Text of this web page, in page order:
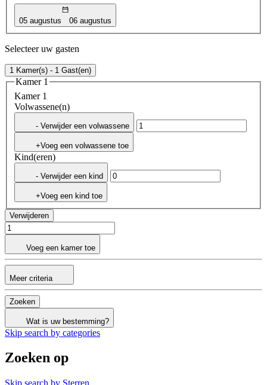
05 augustus 06 augustus
Selecteer uw gasten
1 Kamer(s) - 1 Gast(en)
Kamer 1
Kamer 1
Volwassene(n)
- Verwijder een volwassene
+Voeg een volwassene toe
Kind(eren)
- Verwijder een kind
+Voeg een kind toe
Verwijderen
Voeg een kamer toe
Meer criteria
Zoeken
Wat is uw bestemming?
Skip search by categories
Zoeken op